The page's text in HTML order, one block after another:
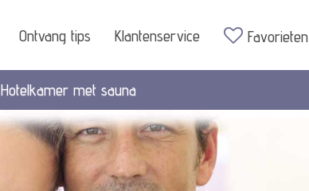
Ontvang tips Klantenservice Favorieten
Hotelkamer met sauna